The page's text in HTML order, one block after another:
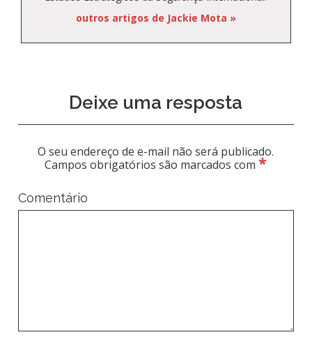
outros artigos de Jackie Mota »
Deixe uma resposta
O seu endereço de e-mail não será publicado.
Campos obrigatórios são marcados com*
Comentário